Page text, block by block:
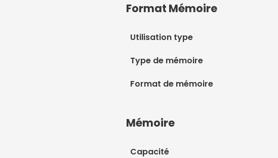
Format Mémoire
Utilisation type
Type de mémoire
Format de mémoire
Mémoire
Capacité